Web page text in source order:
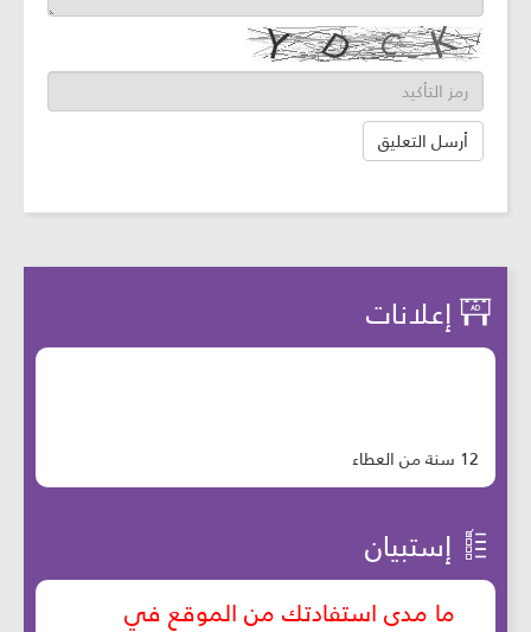
إعلانات
12 سنة من العطاء
إستبيان